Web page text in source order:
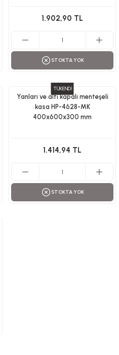
1.902,90 TL
STOKTA YOK
TÜKENDİ
Yanları ve altı kapalı menteşeli
kasa HP-4628-MK
400x600x300 mm
1.414,94 TL
STOKTA YOK